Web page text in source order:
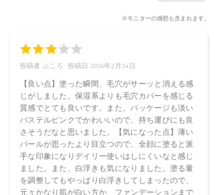
店舗でお問い合わせの際には、下記品番をお伝え下さい。
【店舗発売日】
CosmeKitchen 2026/2/17
Biop 2026/2/17
※店舗での取り扱いや詳しい在庫状況につきましては、各店
舗にお問い合わせください。
※発売日は予告なく変更する可能性がございます。予めご了
承ください。
※通常はご注文より１～３営業日での発送となります。
商品によっては、お届けまで１～２週間かかる場合がござい
ますので予めご了承ください。